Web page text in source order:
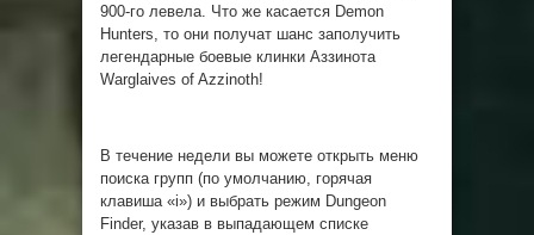
900-го левела. Что же касается Demon
Hunters, то они получат шанс заполучить
легендарные боевые клинки Аззинота
Warglaives of Azzinoth!
В течение недели вы можете открыть меню
поиска групп (по умолчанию, горячая
клавиша «i») и выбрать режим Dungeon
Finder, указав в выпадающем списке